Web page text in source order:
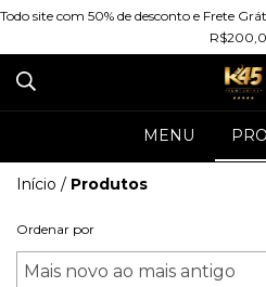
Todo site com 50% de desconto e Frete
MENU
Início / Produtos
Ordenar por